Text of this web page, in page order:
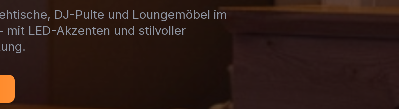
DJ-Pulte und Loungemöbel im
mit LED-Akzenten und stilvoller